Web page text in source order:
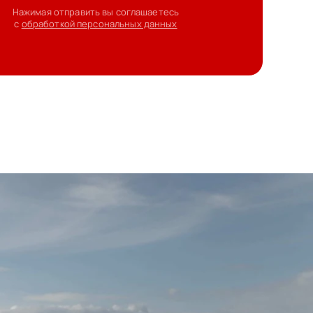
Нажимая отправить вы соглашаетесь
с обработкой персональных данных